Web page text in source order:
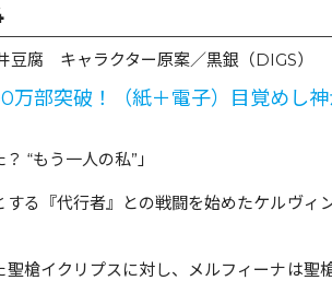
腐 キャラクター原案／黒銀（DIGS）
万部突破！（紙＋電子）目覚めし
“もう一人の私”」
する『代行者』との戦闘を始めたケルヴィ
聖槍イクリプスに対し、メルフィーナは聖